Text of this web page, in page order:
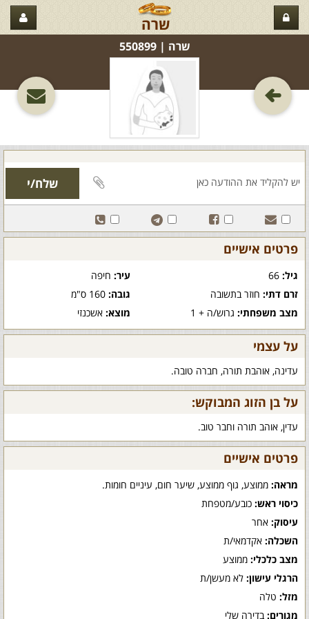
שרה
שרה‏ | 550899
פרטים אישיים
גיל: עיר:חיפה
זרם דתי: חוזר בתשובה גובה:160 ס"מ
מצב משפחתי: גרוש/ה + 1 מוצא:אשכנזי
על עצמי
עדינה, אוהבת תורה, חברה טובה.
על בן הזוג המבוקש:
עדין, אוהב תורה וחבר טוב.
פרטים אישיים
מראה: ממוצע, גוף ממוצע, שיער חום, עיניים חומות.
כיסוי ראש: כובע/מטפחת
עיסוק: אחר
השכלה: אקדמאי/ת
מצב כלכלי: ממוצע
הרגלי עישון: לא מעשן/ת
מזל: טלה
מגורים: בדירה שלי